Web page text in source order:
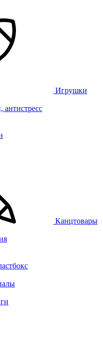
Игрушки
антистресс
Канцтовары